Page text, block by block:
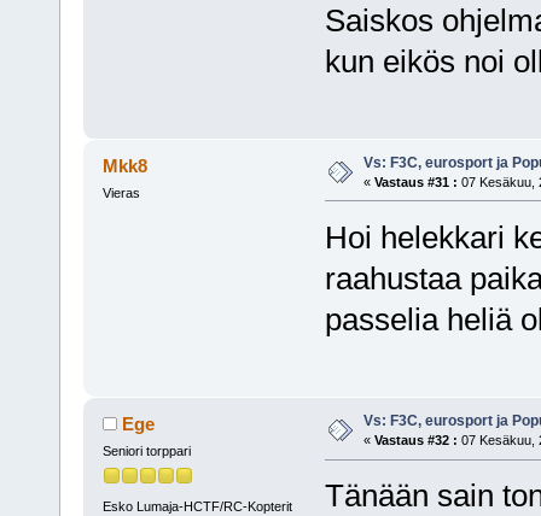
Saiskos
kun eikös noi
Mkk8
Vieras
Vs: F3C, eurosport ja
« Vastaus #31 : 07 Kesäkuu,
Hoi helekkari
raahustaa
passelia heliä
Ege
Seniori torppari
Esko Lumaja-HCTF/RC-Kopterit
Vs: F3C, eurosport ja
« Vastaus #32 : 07 Kesäkuu,
Tänään sain